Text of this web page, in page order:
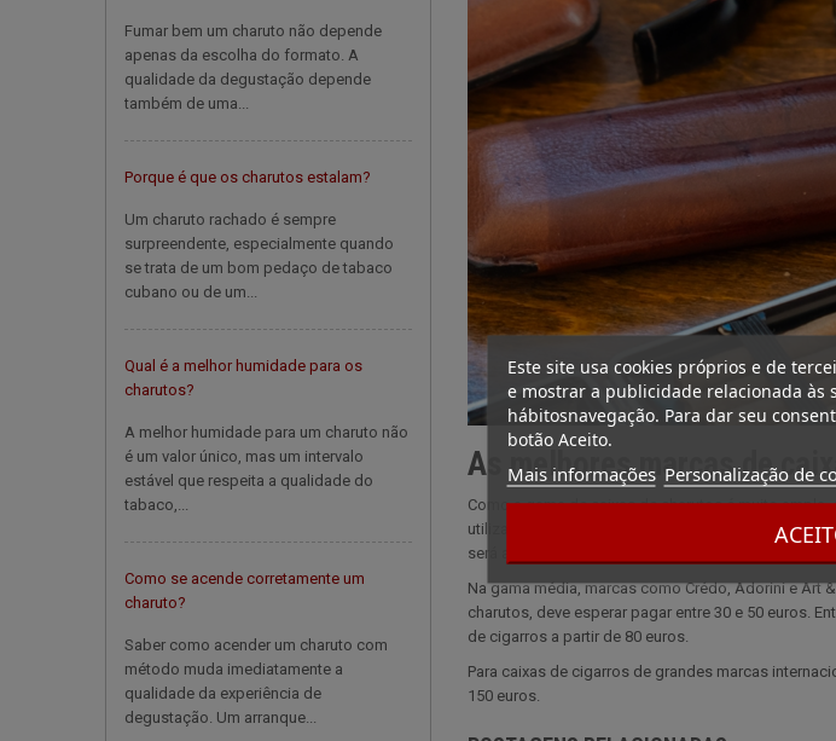
Este site usa cookies próprios e de
e mostrar a publicidade relacionada às
hábitosnavegação. Para dar seu
botão Aceito.
Mais informações Personalização de
Fumar bem um charuto não depende
apenas da escolha do formato. A
qualidade da degustação depende
também de uma...
Porque é que os charutos estalam?
Um charuto rachado é sempre
surpreendente, especialmente quando
se trata de um bom pedaço de tabaco
cubano ou de um...
Qual é a melhor humidade para os
charutos?
A melhor humidade para um charuto não
é um valor único, mas um intervalo
estável que respeita a qualidade do
tabaco,...
Como se acende corretamente um
charuto?
Saber como acender um charuto com
método muda imediatamente a
qualidade da experiência de
degustação. Um arranque...
As melhores marcas de
Como a gama de caixas de charutos é muito
utilizado, é possível adquirir um a um preço muito
será a cigarreira. Estão também disponíveis em
Na gama média, marcas como Crédo, Adorini e Art
charutos, deve esperar pagar entre 30 e 50 euros.
de cigarros a partir de 80 euros.
Para caixas de cigarros de grandes marcas
150 euros.